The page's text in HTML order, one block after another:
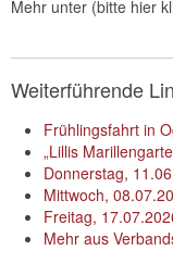
Mehr unter (bitte hier
Weiterführende
Frühlingsfahrt in
„Lillis
Donnerstag,
Mittwoch,
Freitag,
Mehr aus